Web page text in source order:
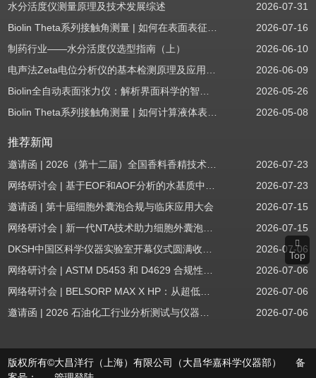
水分活度仪测量原理及技术发展综述
2026-07-31
Biolin Theta系列接触角测量 | 如何在表面表征应用中使用接触角：后退角
2026-07-16
制药行业——水分活度仪选型指南（上）
2026-06-10
电声法Zeta电位分析仪的基本检测原理及应用场景
2026-06-09
Biolin全自动表面张力仪：解析界面科学的智能之眼
2026-05-26
Biolin Theta系列接触角测量 | 如何计算液体表面张力分量
2026-05-08
推荐新闻
邀请函 | 2026（第十二届）全国香料香精技术交流年会
2026-07-23
网络研讨会 | 基于EOF和AOF分析的水基质中PFAS筛查
2026-07-23
邀请函 | 第十届细胞外囊泡合规与临床应用大会
2026-07-15
网络研讨会 | 新一代NTA技术助力细胞外囊泡质量评估与工艺开发
2026-07-15
DKSH中国区科学仪器实验室开幕仪式圆满收官！
2026-07-06
网络研讨会 | ASTM D5453 和 D4629 合规性：无需妥协
2026-07-06
网络研讨会 | BELSORP MAX X HP：从超低压物理吸附到高压吸附
2026-07-06
邀请函 | 2026 石油化工行业分析测试与仪器技术交流会（辽宁站）
2026-07-06
版权所有©大昌洋行（上海）有限公司（大昌华嘉科学仪器部） 备
Top